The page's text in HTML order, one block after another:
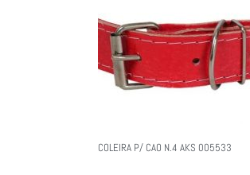
COLEIRA P/ CAO N.4 AKS 005533